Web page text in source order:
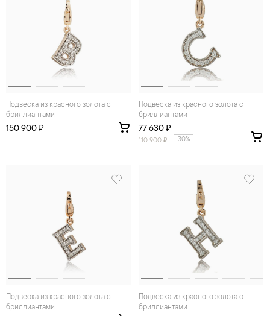
Подвеска из красного золота с
бриллиантами
150 900 ₽
Подвеска из красного золота с
бриллиантами
77 630 ₽
110 900₽ 30%
Подвеска из красного золота с
бриллиантами
Подвеска из красного золота с
бриллиантами